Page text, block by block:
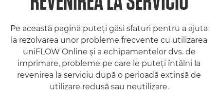
Pe această pagină puteţi găsi sfaturi pentru a ajuta
la rezolvarea unor probleme frecvente cu utilizarea
uniFLOW Online şi a echipamentelor dvs. de
imprimare, probleme pe care le puteţi întâlni la
revenirea la serviciu după o perioadă extinsă de
utilizare redusă sau neutilizare.